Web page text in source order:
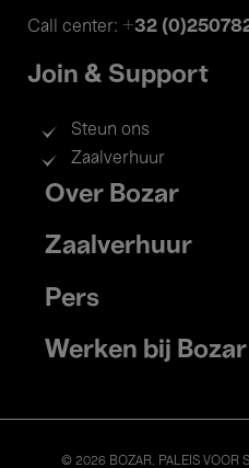
Call center: +32
Join & Support
Steun ons
Zaalverhuur
Footer
menu
Over Bozar
Zaalverhuur
Pers
Werken bij Bozar
© 2026 BOZAR. PALEIS VOOR